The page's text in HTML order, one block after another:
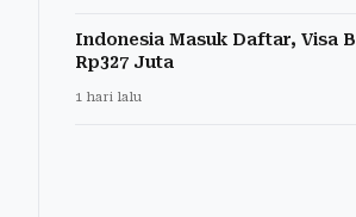
Indonesia Masuk Daftar, Visa
Rp327 Juta
1 hari lalu